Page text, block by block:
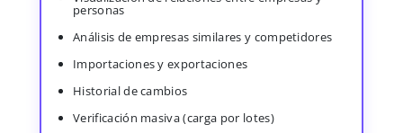
personas
Análisis de empresas similares y competidores
Importaciones y exportaciones
Historial de cambios
Verificación masiva (carga por lotes)